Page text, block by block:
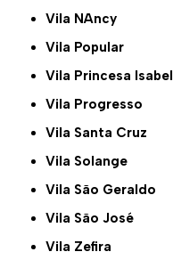
Vila NAncy
Vila Popular
Vila Princesa Isabel
Vila Progresso
Vila Santa Cruz
Vila Solange
Vila São Geraldo
Vila São José
Vila Zefira